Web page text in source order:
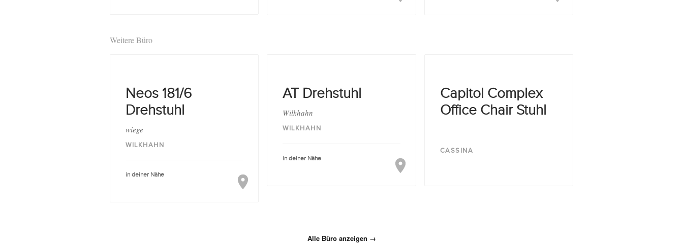
Weitere Büro
Neos 181/6
Drehstuhl
wiege
WILKHAHN
in deiner Nähe
AT Drehstuhl
Wilkhahn
WILKHAHN
in deiner Nähe
Capitol Complex
Office Chair Stuhl
CASSINA
Alle Büro anzeigen →